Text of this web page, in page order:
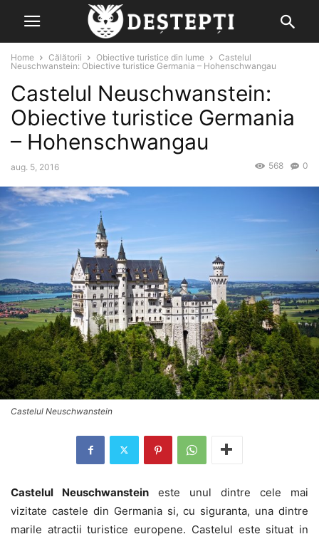
Home Călătorii Obiective turistice din lume
Castelul
Neuschwanstein: Obiective turistice Germania – Hohenschwangau
Castelul Neuschwanstein:
Obiective turistice Germania
– Hohenschwangau
aug. 5, 2016 0
568
Castelul Neuschwanstein
Castelul Neuschwanstein este unul dintre cele mai
vizitate castele din Germania si, cu siguranta, una dintre
marile atractii turistice europene. Castelul este situat in